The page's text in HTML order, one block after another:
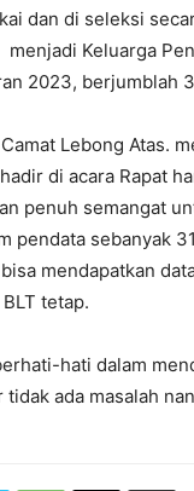
dan di seleksi
Keluarga
2023, berjumblah
Lebong Atas.
di acara Rapat
penuh semangat
pendata sebanyak
mendapatkan
tetap.
hati dalam
ada masalah